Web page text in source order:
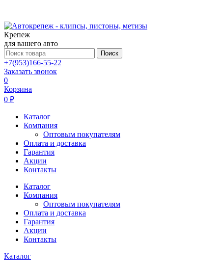
Крепеж
для вашего авто
Поиск
+7(953)166-55-22
Заказать звонок
0
Корзина
0 ₽
Каталог
Компания
Оптовым покупателям
Оплата и доставка
Гарантия
Акции
Контакты
Каталог
Компания
Оптовым покупателям
Оплата и доставка
Гарантия
Акции
Контакты
Каталог